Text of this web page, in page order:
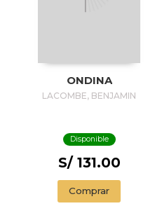
ONDINA
LACOMBE, BENJAMIN
Disponible
S/ 131.00
Comprar